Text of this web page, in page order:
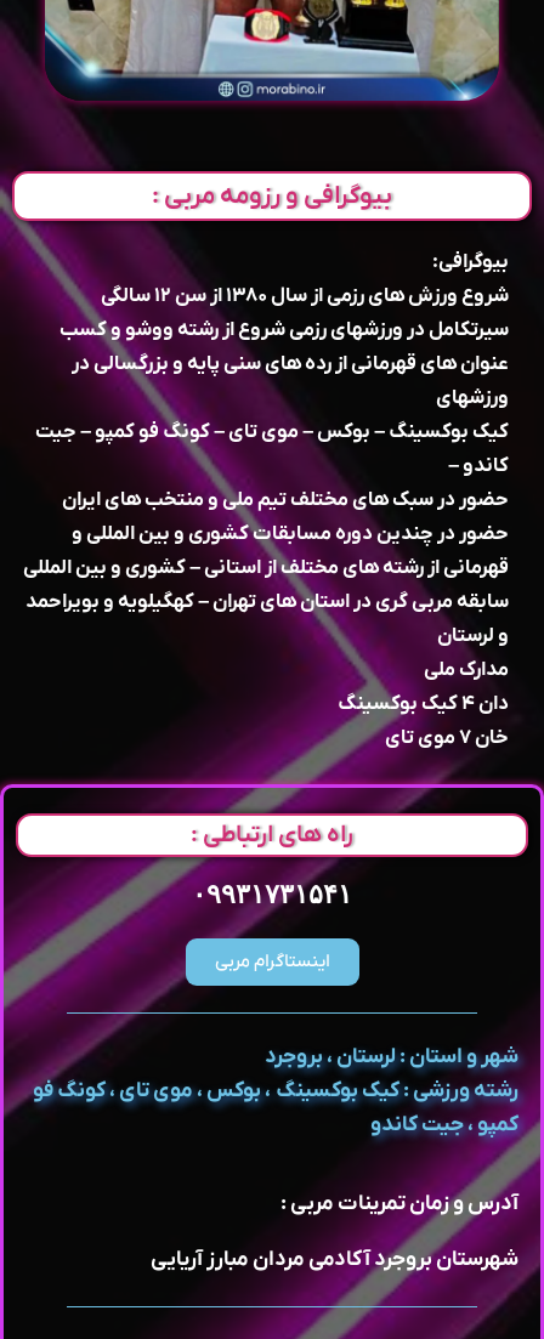
بیوگرافی و رزومه مربی :
بیوگرافی:
شروع ورزش های رزمی از سال ۱۳۸۰ از سن ۱۲ سالگی
سیرتکامل در ورزشهای رزمی شروع از رشته ووشو و کسب
عنوان های قهرمانی از رده های سنی پایه و بزرگسالی در
ورزشهای
کیک بوکسینگ – بوکس – موی تای – کونگ فو کمپو – جیت
کاندو –
حضور در سبک های مختلف تیم ملی و منتخب های ایران
حضور در چندین دوره مسابقات کشوری و بین المللی و
قهرمانی از رشته های مختلف از استانی – کشوری و بین المللی
سابقه مربی گری در استان های تهران – کهگیلویه و بویراحمد
و لرستان
مدارک ملی
دان ۴ کیک بوکسینگ
خان ۷ موی تای
راه های ارتباطی :
۰۹۹۳۱۷۳۱۵۴۱
اینستاگرام مربی
شهر و استان : لرستان ، بروجرد
رشته ورزشی : کیک بوکسینگ ، بوکس ، موی تای ، کونگ فو
کمپو ، جیت کاندو
آدرس و زمان تمرینات مربی :
شهرستان بروجرد آکادمی مردان مبارز آریایی